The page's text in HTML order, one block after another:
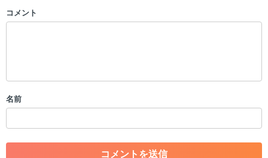
以下の書き込みを禁止とし、場合によってはコメント削除や書き込み制
・一度削除された投稿を再び投稿すること
・アカウントの売買など金銭が絡む内容の投稿
・各ゲームのネタバレを含む内容の投稿
・その他、管理者が不適切と判断した投稿
コメント
名前